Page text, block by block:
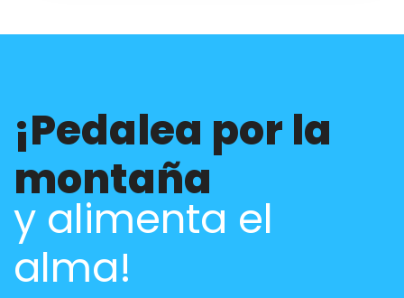
¡Pedalea por la
montaña
y alimenta el
alma!